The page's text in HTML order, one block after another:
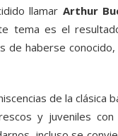
llamar Arthur
tema es el
de haberse
de la clásica
y juveniles con